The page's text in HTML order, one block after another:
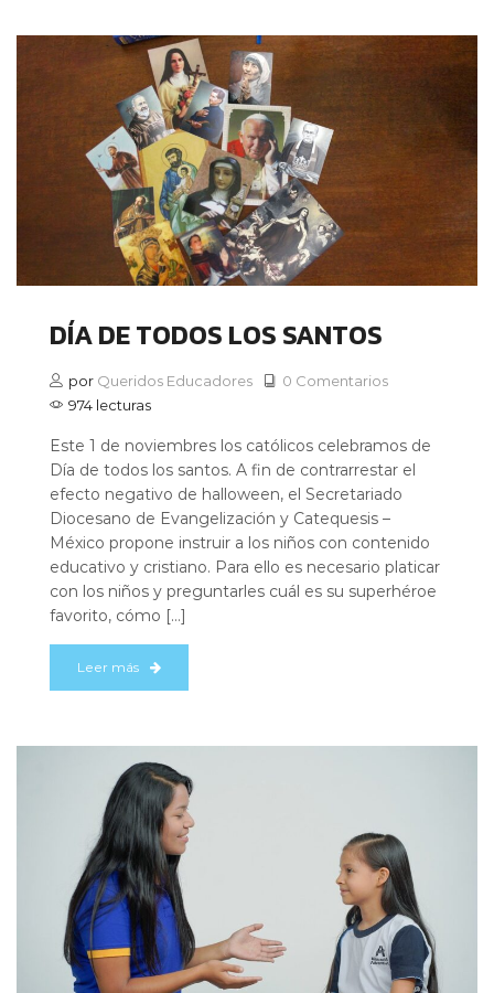
DÍA DE TODOS LOS SANTOS
por Queridos Educadores
0 Comentarios
974 lecturas
Este 1 de noviembres los católicos celebramos de
Día de todos los santos. A fin de contrarrestar el
efecto negativo de halloween, el Secretariado
Diocesano de Evangelización y Catequesis –
México propone instruir a los niños con contenido
educativo y cristiano. Para ello es necesario platicar
con los niños y preguntarles cuál es su superhéroe
favorito, cómo […]
Leer más